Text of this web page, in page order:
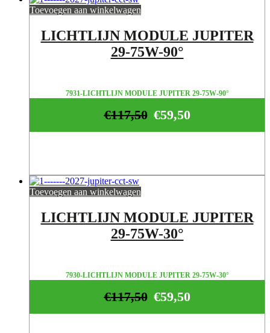
Toevoegen aan winkelwagen
LICHTLIJN MODULE JUPITER
29-75W-90°
7931-LICHTLIJN MODULE JUPITER 29-75W-90°
€59,50
€117,50
Toevoegen aan winkelwagen
LICHTLIJN MODULE JUPITER
29-75W-30°
7930-LICHTLIJN MODULE JUPITER 29-75W-30°
€59,50
€117,50